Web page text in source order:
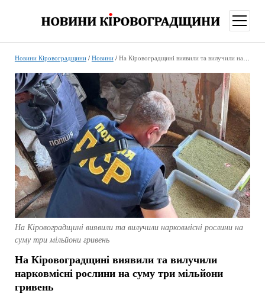
меню
Новини Кіровоградщини/ Новини/ На Кіровоградщині виявили та вилучили нарковмісні рослини на суму три мільйони гривень
На Кіровоградщині виявили та вилучили нарковмісні рослини на
суму три мільйони гривень
На Кіровоградщині виявили та вилучили
нарковмісні рослини на суму три мільйони
гривень